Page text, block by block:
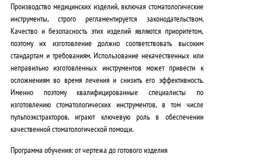
Производство медицинских изделий, включая стоматологические
инструменты, строго регламентируется законодательством.
Качество и безопасность этих изделий являются приоритетом,
поэтому их изготовление должно соответствовать высоким
стандартам и требованиям. Использование некачественных или
неправильно изготовленных инструментов может привести к
осложнениям во время лечения и снизить его эффективность.
Именно поэтому квалифицированные специалисты по
изготовлению стоматологических инструментов, в том числе
пульпоэкстракторов, играют ключевую роль в обеспечении
качественной стоматологической помощи.
Программа обучения: от чертежа до готового изделия